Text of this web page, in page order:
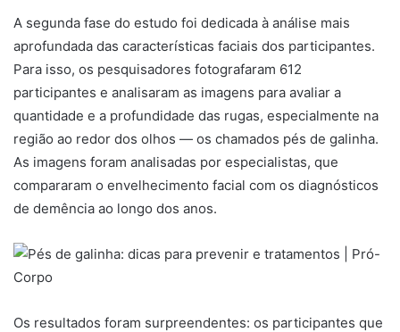
A segunda fase do estudo foi dedicada à análise mais
aprofundada das características faciais dos participantes.
Para isso, os pesquisadores fotografaram 612
participantes e analisaram as imagens para avaliar a
quantidade e a profundidade das rugas, especialmente na
região ao redor dos olhos — os chamados pés de galinha.
As imagens foram analisadas por especialistas, que
compararam o envelhecimento facial com os diagnósticos
de demência ao longo dos anos.
Os resultados foram surpreendentes: os participantes que